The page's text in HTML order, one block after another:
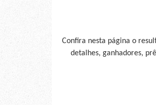
Confira nesta página o
detalhes, ganhadores,